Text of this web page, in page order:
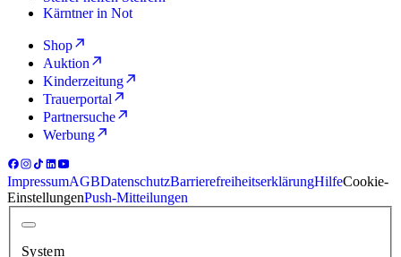
Kärntner in Not
Shop
Auktion
Kinderzeitung
Trauerportal
Partnersuche
Werbung
ImpressumAGBDatenschutzBarrierefreiheitserklärungHilfeCookie-
EinstellungenPush-Mitteilungen
System